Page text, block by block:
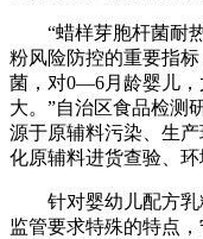
“蜡样芽胞杆菌耐热
粉风险防控的重要指
菌，对0—6月龄婴儿，
大。”自治区食品检测
源于原辅料污染、生
化原辅料进货查验、环
针对婴幼儿配方乳
监管要求特殊的特点